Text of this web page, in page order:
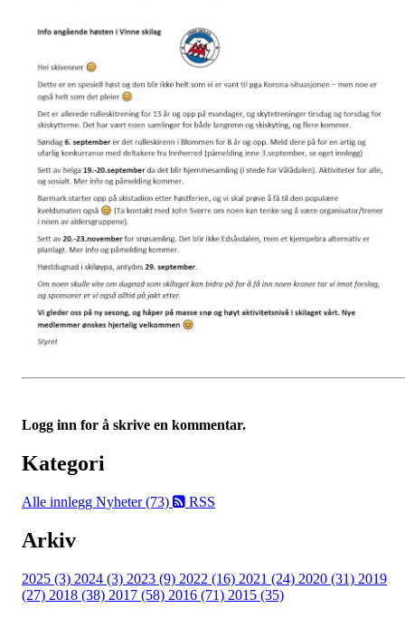
Logg inn for å skrive en kommentar.
Kategori
Alle innlegg Nyheter (73) RSS
Arkiv
2025 (3) 2024 (3) 2023 (9) 2022 (16) 2021 (24) 2020 (31) 2019
(27) 2018 (38) 2017 (58) 2016 (71) 2015 (35)